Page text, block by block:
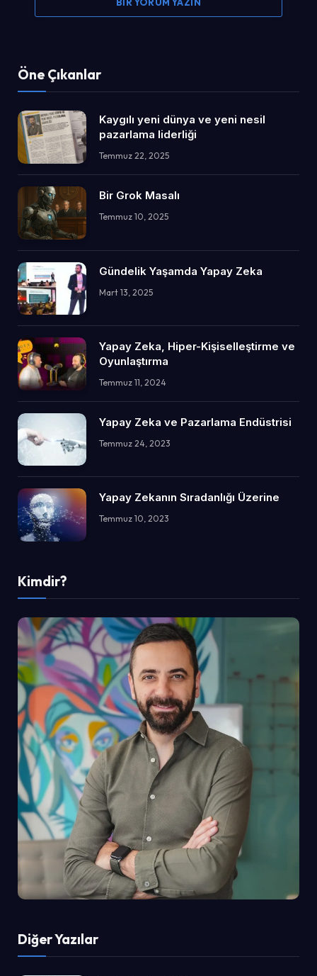
BIR YORUM YAZIN
Öne Çıkanlar
Kaygılı yeni dünya ve yeni nesil
pazarlama liderliği
Temmuz 22, 2025
Bir Grok Masalı
Temmuz 10, 2025
Gündelik Yaşamda Yapay Zeka
Mart 13, 2025
Yapay Zeka, Hiper-Kişiselleştirme ve
Oyunlaştırma
Temmuz 11, 2024
Yapay Zeka ve Pazarlama Endüstrisi
Temmuz 24, 2023
Yapay Zekanın Sıradanlığı Üzerine
Temmuz 10, 2023
Kimdir?
Diğer Yazılar